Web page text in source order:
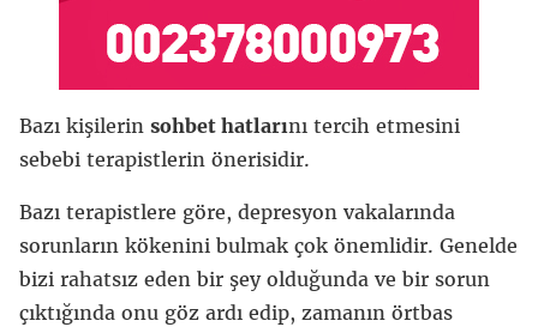
Bazı kişilerin sohbet hatlarını tercih etmesini
sebebi terapistlerin önerisidir.
Bazı terapistlere göre, depresyon vakalarında
sorunların kökenini bulmak çok önemlidir. Genelde
bizi rahatsız eden bir şey olduğunda ve bir sorun
çıktığında onu göz ardı edip, zamanın örtbas